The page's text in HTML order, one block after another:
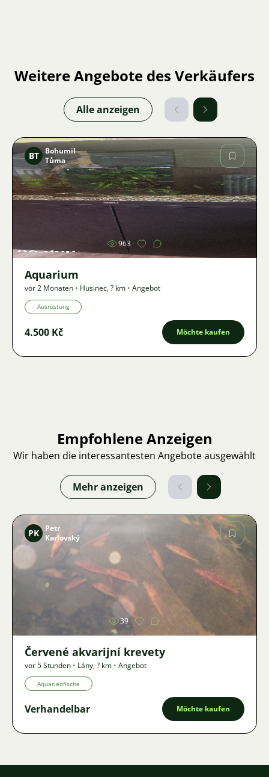
Weitere Angebote des Verkäufers
Alle anzeigen
Bild
BT
Bohumil
Tůma
963
Aquarium
vor 2 Monaten • Husinec,? km • Angebot
Ausrüstung
4.500 Kč Möchte kaufen
Empfohlene Anzeigen
Wir haben die interessantesten Angebote ausgewählt
Mehr anzeigen
Bild
PK
Petr
Karlovský
39
Červené akvarijní krevety
vor 5 Stunden • Lány,? km • Angebot
Aquarienfische
Verhandelbar Möchte kaufen